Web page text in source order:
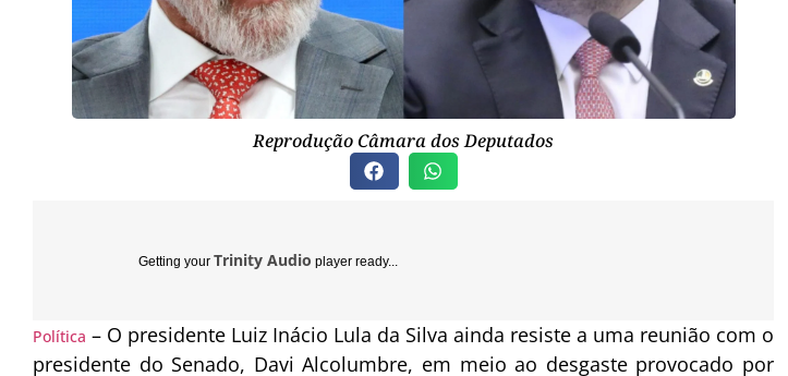
Reprodução Câmara dos Deputados
Getting your Trinity Audio player ready...
Política – O presidente Luiz Inácio Lula da Silva ainda resiste a uma reunião com o
presidente do Senado, Davi Alcolumbre, em meio ao desgaste provocado por